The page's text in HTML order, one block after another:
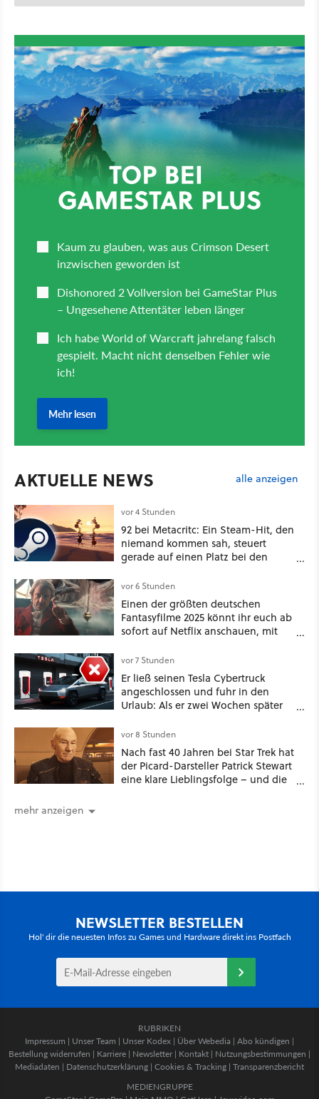
AKTUELLE NEWS alle anzeigen
vor 4 Stunden
92 bei Metacritc: Ein Steam-Hit, den
niemand kommen sah, steuert
gerade auf einen Platz bei den
vor 6 Stunden
Einen der größten deutschen
Fantasyfilme 2025 könnt ihr euch ab
sofort auf Netflix anschauen, mit
vor 7 Stunden
Er ließ seinen Tesla Cybertruck
angeschlossen und fuhr in den
Urlaub: Als er zwei Wochen später
mehr an [Best of GameStar]
vor 8 Stunden
Nach fast 40 Jahren bei Star Trek hat
der Picard-Darsteller Patrick Stewart
eine klare Lieblingsfolge – und die
mehr anzeigen
NEWSLETTER BESTELLEN
Hol' dir die neuesten Infos zu Games und Hardware direkt ins Postfach
RUBRIKEN
Impressum | Unser Team | Unser Kodex | Über Webedia | Abo kündigen |
Bestellung widerrufen | Karriere | Newsletter | Kontakt | Nutzungsbestimmungen |
Mediadaten | Datenschutzerklärung | Cookies & Tracking | Transparenzbericht
MEDIENGRUPPE